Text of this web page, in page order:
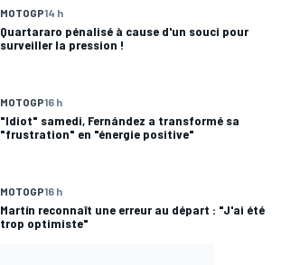
MOTOGP14 h
Quartararo pénalisé à cause d'un souci pour
surveiller la pression !
MOTOGP16 h
"Idiot" samedi, Fernández a transformé sa
"frustration" en "énergie positive"
MOTOGP16 h
Martín reconnaît une erreur au départ : "J'ai été
trop optimiste"